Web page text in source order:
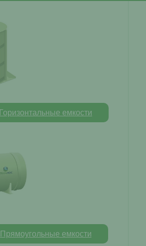
Горизонтальные емкости
Прямоугольные емкости